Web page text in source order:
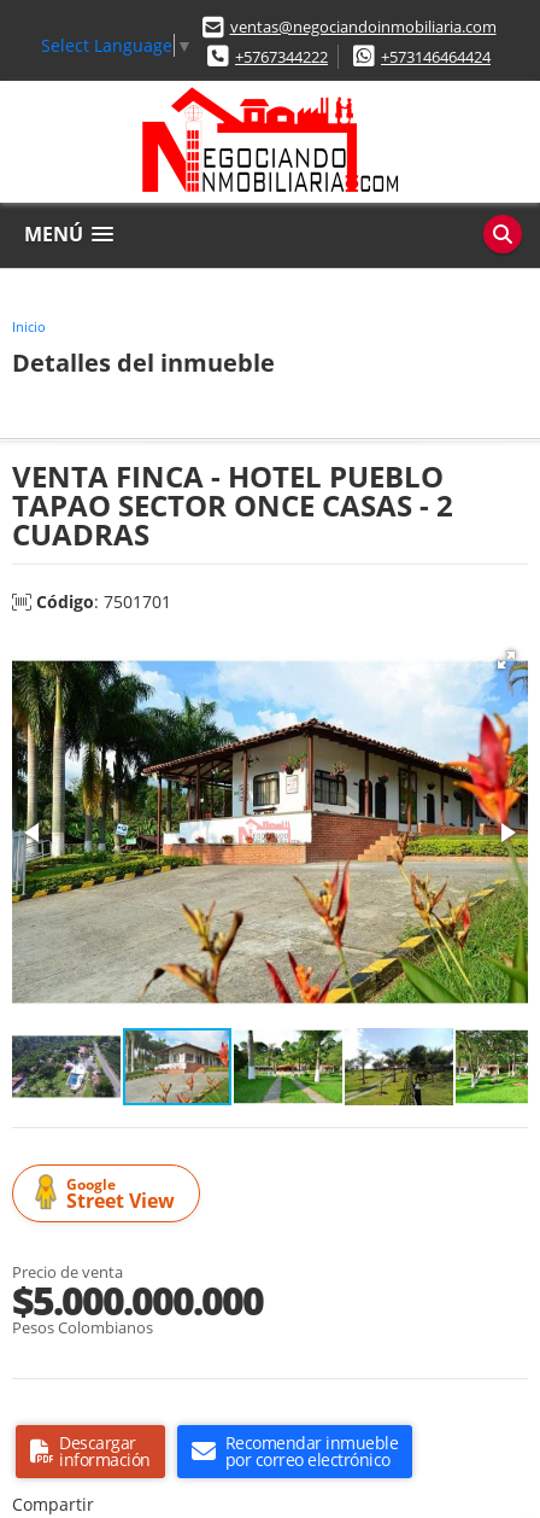
Select Language ▼
ventas@negociandoinmobiliaria.com
+5767344222
+573146464424
MENÚ
Inicio
Detalles del inmueble
VENTA FINCA - HOTEL PUEBLO
TAPAO SECTOR ONCE CASAS - 2
CUADRAS
Código: 7501701
Google
Street View
Precio de venta
$5.000.000.000
Pesos Colombianos
Descargar
información
Recomendar inmueble
por correo electrónico
Compartir